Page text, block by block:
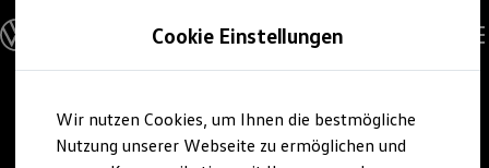
Hauptinhalt
springen
Footer
springen
Modelle und Konfigurator
Konfigurator
Modelle vergleichen
Elektroautos
ENERGY Sondermodelle
Cookie Einstellungen
Wir nutzen Cookies, um Ihnen die bestmögliche
Nutzung unserer Webseite zu ermöglichen und